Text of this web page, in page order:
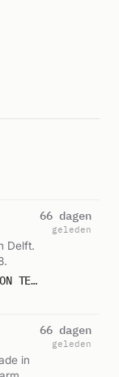
Delft.
PRIO 1 MANTJESKADE DELFT PERSOON TE WATER
66 dagen
geleden
in
66 dagen
geleden